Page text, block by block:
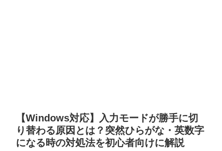
【Windows対応】入力モードが勝手に切
り替わる原因とは？突然ひらがな・英数字
になる時の対処法を初心者向けに解説